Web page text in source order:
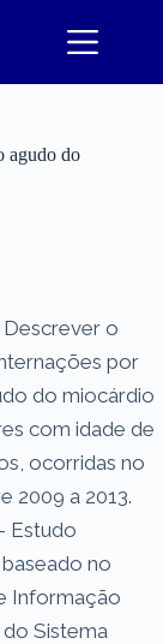
agudo do
o
por
do miocárdio
com idade de
ocorridas no
2009 a 2013.
Estudo
no
Informação
Sistema